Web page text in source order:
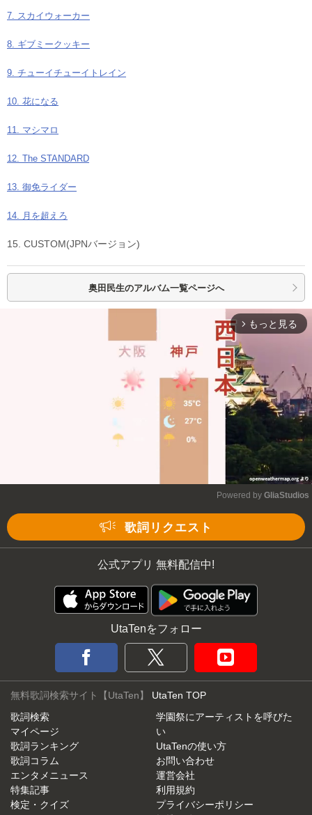
7. スカイウォーカー
8. ギブミークッキー
9. チューイチューイトレイン
10. 花になる
11. マシマロ
12. The STANDARD
13. 御免ライダー
14. 月を超えろ
15. CUSTOM(JPNバージョン)
奥田民生のアルバム一覧ページへ
arrow_forward_ios もっと見る
Powered by GliaStudios
歌詞リクエスト
公式アプリ 無料配信中!
UtaTenをフォロー
無料歌詞検索サイト【UtaTen】 UtaTen TOP
歌詞検索
マイページ
歌詞ランキング
歌詞コラム
エンタメニュース
特集記事
検定・クイズ
学園祭にアーティストを呼びた
い
UtaTenの使い方
お問い合わせ
運営会社
利用規約
プライバシーポリシー